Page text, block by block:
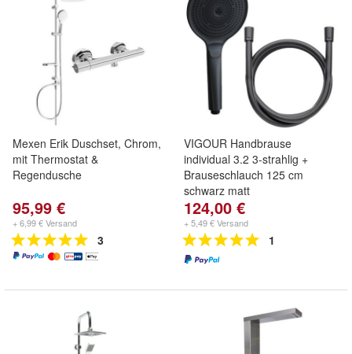
Mexen Erik Duschset, Chrom,
mit Thermostat &
Regendusche
95,99 €
+ 6,99 € Versand
3
VIGOUR Handbrause
individual 3.2 3-strahlig +
Brauseschlauch 125 cm
schwarz matt
124,00 €
+ 5,49 € Versand
1